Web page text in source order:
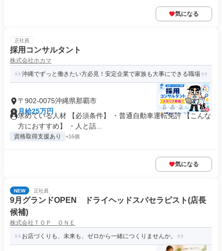
気になる
正社員
採用コンサルタント
株式会社ホカマ
沖縄でずっと働きたい方必見！安定企業で家族も大事にできる職場
〒902-0075沖縄県那覇市
月給25万円
求めている人材 【必須条件】 ・普通自動車運転免許 【こんな
方におすすめ】 ・人と話...
資格取得支援あり +16個
気になる
NEW 正社員
9月グランドOPEN ドライヘッドスパセラピスト(店長
候補)
株式会社ＴＯＰ ＯＮＥ
お店づくりも、未来も、ゼロから一緒につくりませんか。